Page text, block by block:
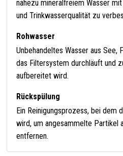
nahezu mineralfreiem Wasser
und Trinkwasserqualität zu
Rohwasser
Unbehandeltes Wasser aus See,
das Filtersystem durchläuft und
aufbereitet wird.
Rückspülung
Ein Reinigungsprozess, bei dem
wird, um angesammelte Partikel
entfernen.